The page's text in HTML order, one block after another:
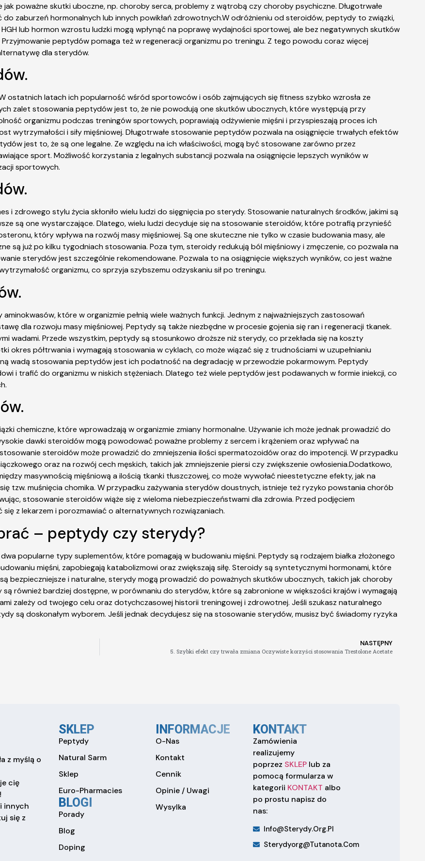
poważne skutki uboczne, np. choroby serca, problemy z wątrobą czy choroby psychiczne. Długotrwałe
zaburzeń hormonalnych lub innych powikłań zdrowotnych.W odróżnieniu od steroidów, peptydy to związki,
lub hormon wzrostu ludzki mogą wpłynąć na poprawę wydajności sportowej, ale bez negatywnych skutków
peptydów pomaga też w regeneracji organizmu po treningu. Z tego powodu coraz więcej
dla sterydów.
ostatnich latach ich popularność wśród sportowców i osób zajmujących się fitness szybko wzrosła ze
zalet stosowania peptydów jest to, że nie powodują one skutków ubocznych, które występują przy
organizmu podczas treningów sportowych, poprawiają odżywienie mięśni i przyspieszają proces ich
wytrzymałości i siły mięśniowej. Długotrwałe stosowanie peptydów pozwala na osiągnięcie trwałych efektów
jest to, że są one legalne. Ze względu na ich właściwości, mogą być stosowane zarówno przez
sport. Możliwość korzystania z legalnych substancji pozwala na osiągnięcie lepszych wyników w
sportowych.
zdrowego stylu życia skłoniło wielu ludzi do sięgnięcia po sterydy. Stosowanie naturalnych środków, jakimi są
są one wystarczające. Dlatego, wielu ludzi decyduje się na stosowanie steroidów, które potrafią przynieść
który wpływa na rozwój masy mięśniowej. Są one skuteczne nie tylko w czasie budowania masy, ale
są już po kilku tygodniach stosowania. Poza tym, steroidy redukują ból mięśniowy i zmęczenie, co pozwala na
sterydów jest szczególnie rekomendowane. Pozwala to na osiągnięcie większych wyników, co jest ważne
organizmu, co sprzyja szybszemu odzyskaniu sił po treningu.
które w organizmie pełnią wiele ważnych funkcji. Jednym z najważniejszych zastosowań
dla rozwoju masy mięśniowej. Peptydy są także niezbędne w procesie gojenia się ran i regeneracji tkanek.
wadami. Przede wszystkim, peptydy są stosunkowo droższe niż sterydy, co przekłada się na koszty
okres półtrwania i wymagają stosowania w cyklach, co może wiązać się z trudnościami w uzupełnianiu
wadą stosowania peptydów jest ich podatność na degradację w przewodzie pokarmowym. Peptydy
i trafić do organizmu w niskich stężeniach. Dlatego też wiele peptydów jest podawanych w formie iniekcji, co
chemiczne, które wprowadzają w organizmie zmiany hormonalne. Używanie ich może jednak prowadzić do
dawki steroidów mogą powodować poważne problemy z sercem i krążeniem oraz wpływać na
steroidów może prowadzić do zmniejszenia ilości spermatozoidów oraz do impotencji. W przypadku
oraz na rozwój cech męskich, takich jak zmniejszenie piersi czy zwiększenie owłosienia.Dodatkowo,
masywnością mięśniową a ilością tkanki tłuszczowej, co może wywołać nieestetyczne efekty, jak na
tzw. muśnięcia chomika. W przypadku zażywania sterydów doustnych, istnieje też ryzyko powstania chorób
stosowanie steroidów wiąże się z wieloma niebezpieczeństwami dla zdrowia. Przed podjęciem
z lekarzem i porozmawiać o alternatywnych rozwiązaniach.
– peptydy czy sterydy?
popularne typy suplementów, które pomagają w budowaniu mięśni. Peptydy są rodzajem białka złożonego
mięśni, zapobiegają katabolizmowi oraz zwiększają siłę. Steroidy są syntetycznymi hormonami, które
bezpieczniejsze i naturalne, sterydy mogą prowadzić do poważnych skutków ubocznych, takich jak choroby
również bardziej dostępne, w porównaniu do sterydów, które są zabronione w większości krajów i wymagają
zależy od twojego celu oraz dotychczasowej historii treningowej i zdrowotnej. Jeśli szukasz naturalnego
są doskonałym wyborem. Jeśli jednak decydujesz się na stosowanie sterydów, musisz być świadomy ryzyka
NASTĘPNY
5. Szybki efekt czy trwała zmiana Oczywiste korzyści stosowania Trestolone Acetate
z myślą o
cię
innych
się z
SKLEP
Peptydy
Natural Sarm
Sklep
Euro-Pharmacies
BLOGI
Porady
Blog
Doping
INFORMACJE
O-Nas
Kontakt
Cennik
Opinie / Uwagi
Wysylka
KONTAKT
Zamówienia
realizujemy
poprzez SKLEPlub za
pomocą formularza w
kategorii KONTAKT albo
po prostu napisz do
nas:
Info@sterydy.org.pl
Sterydyorg@tutanota.com